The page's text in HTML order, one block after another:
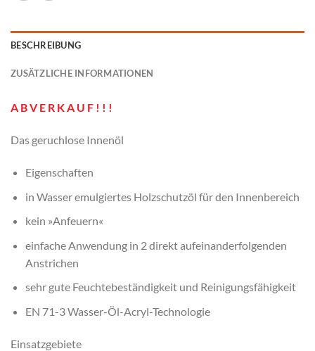
BESCHREIBUNG
ZUSÄTZLICHE INFORMATIONEN
A B V E R K A U F ! ! !
Das geruchlose Innenöl
Eigenschaften
in Wasser emulgiertes Holzschutzöl für den Innenbereich
kein »Anfeuern«
einfache Anwendung in 2 direkt aufeinanderfolgenden
Anstrichen
sehr gute Feuchtebeständigkeit und Reinigungsfähigkeit
EN 71-3 Wasser-Öl-Acryl-Technologie
Einsatzgebiete